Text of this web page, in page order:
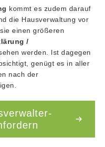
kommt es zudem darauf
die Hausverwaltung vor
einen größeren
/
werden. Ist dagegen
genügt es in aller
nach der